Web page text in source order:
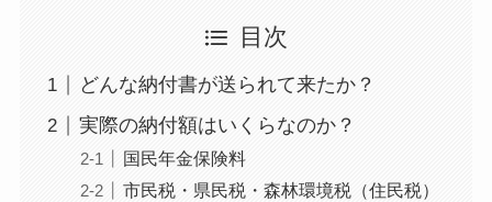
目次
どんな納付書が送られて来たか？
実際の納付額はいくらなのか？
国民年金保険料
市民税・県民税・森林環境税（住民税）